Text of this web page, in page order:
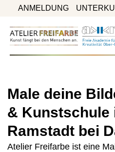
ANMELDUNG
Male deine
& Kunstschule
Ramstadt bei
Atelier Freifarbe ist eine